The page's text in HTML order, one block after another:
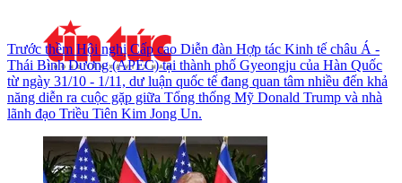
Trước thềm Hội nghị Cấp cao Diễn đàn Hợp tác Kinh tế châu Á -
Thái Bình Dương (APEC) tại thành phố Gyeongju của Hàn Quốc
từ ngày 31/10 - 1/11, dư luận quốc tế đang quan tâm nhiều đến khả
năng diễn ra cuộc gặp giữa Tổng thống Mỹ Donald Trump và nhà
lãnh đạo Triều Tiên Kim Jong Un.